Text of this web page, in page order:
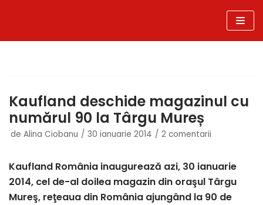
Kaufland deschide magazinul cu
numărul 90 la Târgu Mureș
de Alina Ciobanu 30 ianuarie 2014 2 comentarii
Kaufland România inaugurează azi, 30 ianuarie
2014, cel de-al doilea magazin din oraşul Târgu
Mureş, reţeaua din România ajungând la 90 de